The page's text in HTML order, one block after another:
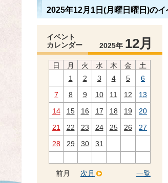
2025年12月1日(月曜日曜日)のイ
イベント
カレンダー
2025年 12月
日 月 火 水 木 金
土
1
2 3 4 5
6
7
8 9 10 11 12
13
14
15 16 17 18 19
20
21
22 23 24 25 26
27
28
29 30 31
前月 一覧
次月